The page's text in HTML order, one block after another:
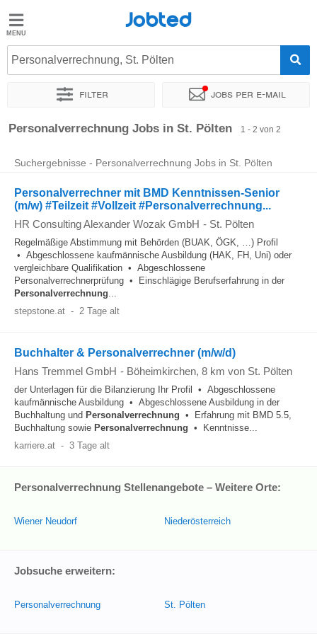
Jobted
Jobs
Jobted
Personalverrechnung, St. Pölten
Filter Jobs per e-mail
Sortieren nach Genauer Standort Personaldienstleister
Personalverrechnung Jobs in St. Pölten 1 - 2 von 2
Suchergebnisse - Personalverrechnung Jobs in St. Pölten
Personalverrechner mit BMD Kenntnissen-Senior
(m/w) #Teilzeit #Vollzeit #Personalverrechnung...
HR Consulting Alexander Wozak GmbH - St. Pölten
Regelmäßige Abstimmung mit Behörden (BUAK, ÖGK, …) Profil
• Abgeschlossene kaufmännische Ausbildung (HAK, FH, Uni) oder
vergleichbare Qualifikation • Abgeschlossene
Personalverrechnerprüfung • Einschlägige Berufserfahrung in der
Personalverrechnung...
stepstone.at - 2 Tage alt
Buchhalter & Personalverrechner (m/w/d)
Hans Tremmel GmbH - Böheimkirchen, 8 km von St. Pölten
der Unterlagen für die Bilanzierung Ihr Profil • Abgeschlossene
kaufmännische Ausbildung • Abgeschlossene Ausbildung in der
Buchhaltung und Personalverrechnung • Erfahrung mit BMD 5.5,
Buchhaltung sowie Personalverrechnung • Kenntnisse...
karriere.at - 3 Tage alt
Personalverrechnung Stellenangebote – Weitere Orte:
Wiener Neudorf Niederösterreich
Jobsuche erweitern:
Personalverrechnung St. Pölten